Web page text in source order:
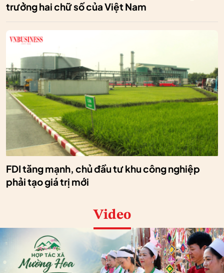
trưởng hai chữ số của Việt Nam
FDI tăng mạnh, chủ đầu tư khu công nghiệp
phải tạo giá trị mới
Video